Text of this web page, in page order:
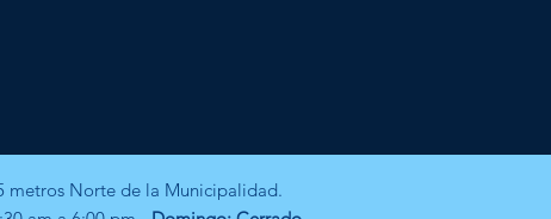
metros Norte de la Municipalidad.